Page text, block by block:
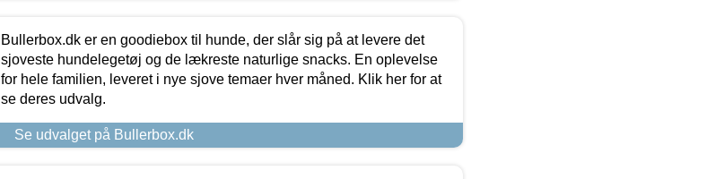
Bullerbox.dk er en goodiebox til hunde, der slår sig på at levere det
sjoveste hundelegetøj og de lækreste naturlige snacks. En oplevelse
for hele familien, leveret i nye sjove temaer hver måned. Klik her for at
se deres udvalg.
Se udvalget på Bullerbox.dk